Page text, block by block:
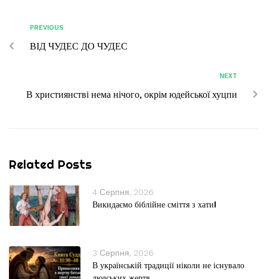
PREVIOUS
ВІД ЧУДЕС ДО ЧУДЕС
NEXT
В християнстві нема нічого, окрім юдейської хуцпи
Related Posts
4 Серпня, 2026
Викидаємо біблійне сміття з хати!
3 Серпня, 2026
В українській традиції ніколи не існувало